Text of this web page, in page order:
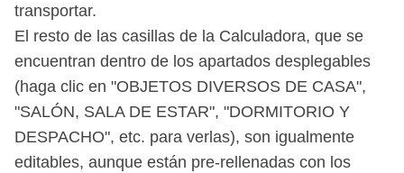
transportar.
El resto de las casillas de la Calculadora, que se
encuentran dentro de los apartados desplegables
(haga clic en "OBJETOS DIVERSOS DE CASA",
"SALÓN, SALA DE ESTAR", "DORMITORIO Y
DESPACHO", etc. para verlas), son igualmente
editables, aunque están pre-rellenadas con los